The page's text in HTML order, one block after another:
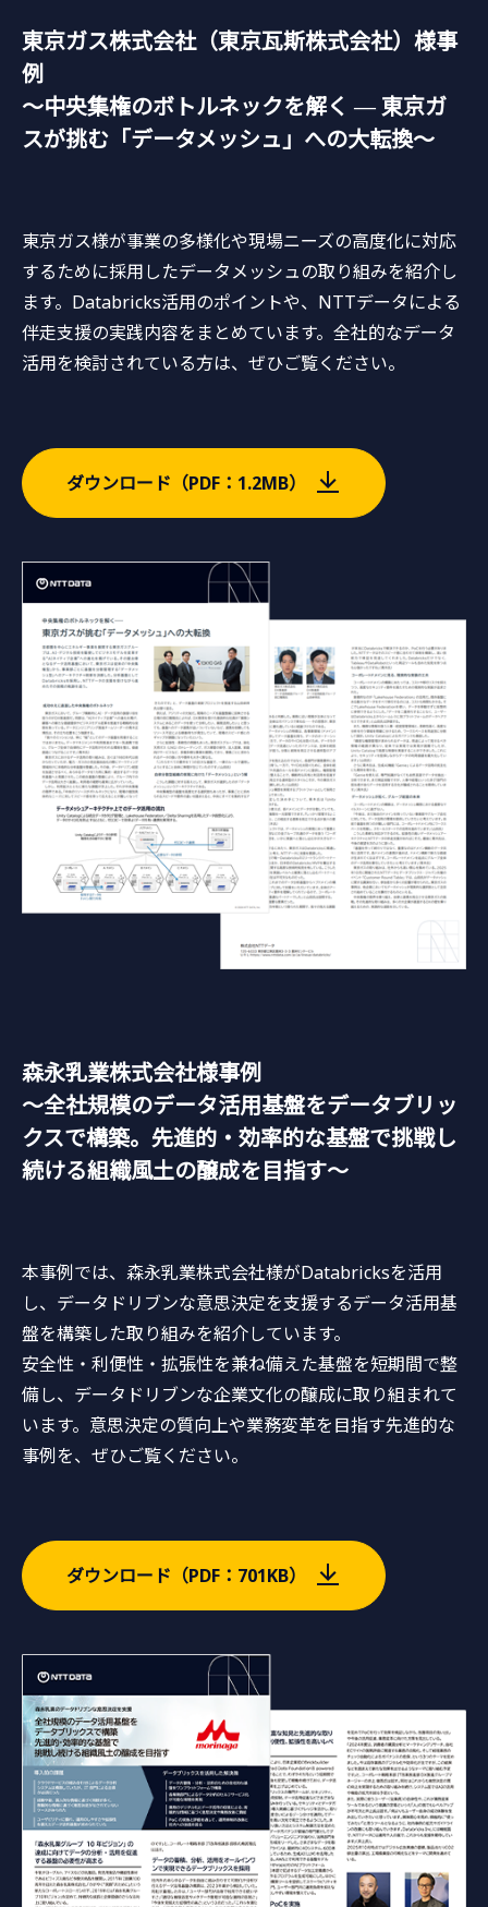
東京ガス株式会社（東京瓦斯株式会社）様事
例
～中央集権のボトルネックを解く ― 東京ガ
スが挑む「データメッシュ」への大転換～
東京ガス様が事業の多様化や現場ニーズの高度化に対応
するために採用したデータメッシュの取り組みを紹介し
ます。Databricks活用のポイントや、NTTデータによる
伴走支援の実践内容をまとめています。全社的なデータ
活用を検討されている方は、ぜひご覧ください。
ダウンロード（PDF：1.2MB）
森永乳業株式会社様事例
～全社規模のデータ活用基盤をデータブリッ
クスで構築。先進的・効率的な基盤で挑戦し
続ける組織風土の醸成を目指す～
本事例では、森永乳業株式会社様がDatabricksを活用
し、データドリブンな意思決定を支援するデータ活用基
盤を構築した取り組みを紹介しています。
安全性・利便性・拡張性を兼ね備えた基盤を短期間で整
備し、データドリブンな企業文化の醸成に取り組まれて
います。意思決定の質向上や業務変革を目指す先進的な
事例を、ぜひご覧ください。
ダウンロード（PDF：701KB）